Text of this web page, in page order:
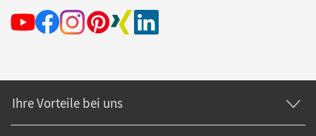
Ihre Vorteile bei uns